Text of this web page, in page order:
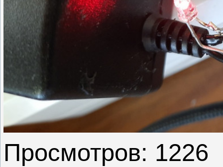
Просмотров: 1226